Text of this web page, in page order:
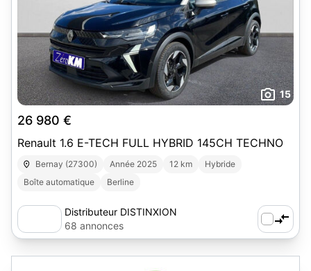
15
26 980 €
Renault 1.6 E-TECH FULL HYBRID 145CH TECHNO
Bernay (27300) Année 2025 12 km
Hybride
Boîte automatique
Berline
Distributeur DISTINXION
68 annonces